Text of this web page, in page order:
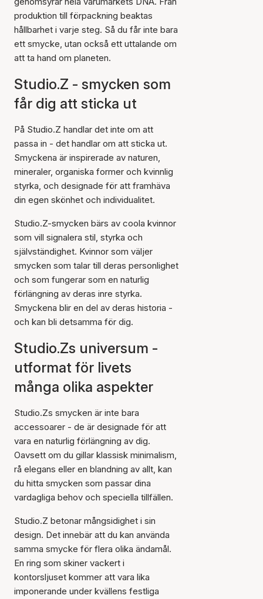
produktion till förpackning beaktas
hållbarhet i varje steg. Så du får inte bara
ett smycke, utan också ett uttalande om
att ta hand om planeten.
Studio.Z - smycken som
får dig att sticka ut
På Studio.Z handlar det inte om att
passa in - det handlar om att sticka ut.
Smyckena är inspirerade av naturen,
mineraler, organiska former och kvinnlig
styrka, och designade för att framhäva
din egen skönhet och individualitet.
Studio.Z-smycken bärs av coola kvinnor
som vill signalera stil, styrka och
självständighet. Kvinnor som väljer
smycken som talar till deras personlighet
och som fungerar som en naturlig
förlängning av deras inre styrka.
Smyckena blir en del av deras historia -
och kan bli detsamma för dig.
Studio.Zs universum -
utformat för livets
många olika aspekter
Studio.Zs smycken är inte bara
accessoarer - de är designade för att
vara en naturlig förlängning av dig.
Oavsett om du gillar klassisk minimalism,
rå elegans eller en blandning av allt, kan
du hitta smycken som passar dina
vardagliga behov och speciella tillfällen.
Studio.Z betonar mångsidighet i sin
design. Det innebär att du kan använda
samma smycke för flera olika ändamål.
En ring som skiner vackert i
kontorsljuset kommer att vara lika
imponerande under kvällens festliga